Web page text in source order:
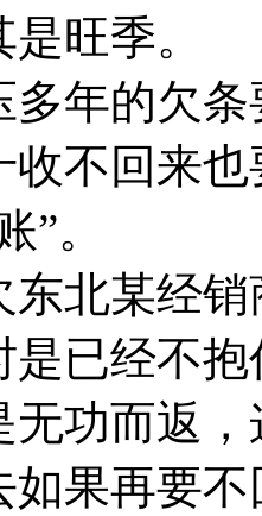
旺季。
的欠条
收不回来
”。
某经销
是已经不
无功而返
如果再要